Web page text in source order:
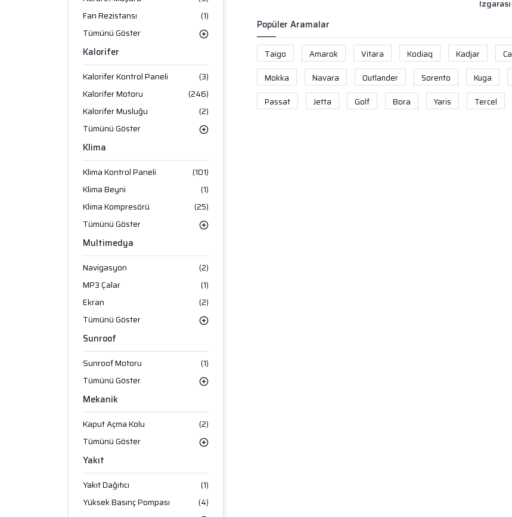
Fan Rezistansı
(1)
Tümünü Göster
Kalorifer
Kalorifer Kontrol Paneli
(3)
Kalorifer Motoru
(246)
Kalorifer Musluğu
(2)
Tümünü Göster
Klima
Klima Kontrol Paneli
(101)
Klima Beyni
(1)
Klima Kompresörü
(25)
Tümünü Göster
Multimedya
Navigasyon
(2)
MP3 Çalar
(1)
Ekran
(2)
Tümünü Göster
Sunroof
Sunroof Motoru
(1)
Tümünü Göster
Mekanik
Kaput Açma Kolu
(2)
Tümünü Göster
Yakıt
Yakıt Dağıtıcı
(1)
Yüksek Basınç Pompası
(4)
Izgarası
Popüler Aramalar
Taigo Amarok Vitara Kodiaq Kadjar
Mokka
Navara Outlander Sorento Kuga
Passat
Jetta Golf Bora Yaris Tercel